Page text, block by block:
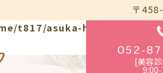
t817/asuka-hifuka.com/
〒
052-
[美容